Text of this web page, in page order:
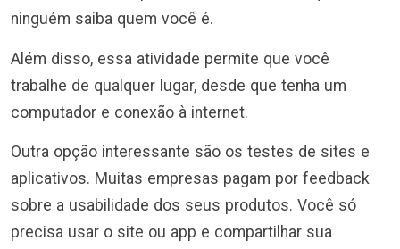
ninguém saiba quem você é.
Além disso, essa atividade permite que você
trabalhe de qualquer lugar, desde que tenha um
computador e conexão à internet.
Outra opção interessante são os testes de sites e
aplicativos. Muitas empresas pagam por feedback
sobre a usabilidade dos seus produtos. Você só
precisa usar o site ou app e compartilhar sua